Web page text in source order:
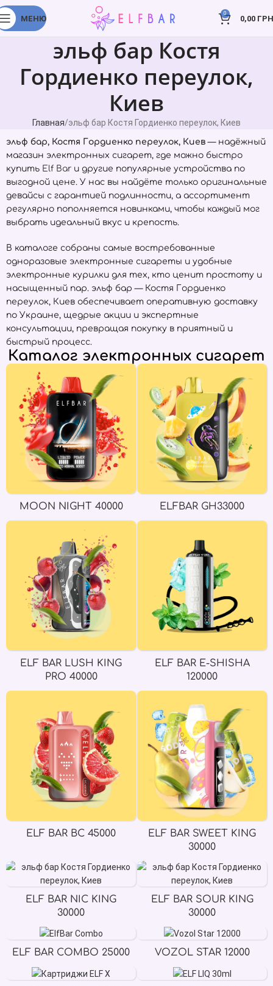
МЕНЮ
0
0,00
эльф бар Костя
Гордиенко переулок,
Киев
Главная эльф бар Костя Гордиенко переулок, Киев
эльф бар, Костя Гордиенко переулок, Киев — надёжный
магазин электронных сигарет, где можно быстро
купить Elf Bar и другие популярные устройства по
выгодной цене. У нас вы найдёте только оригинальные
девайсы с гарантией подлинности, а ассортимент
регулярно пополняется новинками, чтобы каждый мог
выбрать идеальный вкус и крепость.
В каталоге собраны самые востребованные
одноразовые электронные сигареты и удобные
электронные курилки для тех, кто ценит простоту и
насыщенный пар. эльф бар — Костя Гордиенко
переулок, Киев обеспечивает оперативную доставку
по Украине, щедрые акции и экспертные
консультации, превращая покупку в приятный и
быстрый процесс.
Каталог электронных сигарет
MOON NIGHT 40000 ELFBAR GH33000
ELF BAR LUSH KING
PRO 40000
ELF BAR E-SHISHA
120000
ELF BAR BC 45000
ELF BAR SWEET KING
30000
ELF BAR NIC KING
30000
ELF BAR SOUR KING
30000
ELF BAR COMBO 25000 VOZOL STAR 12000